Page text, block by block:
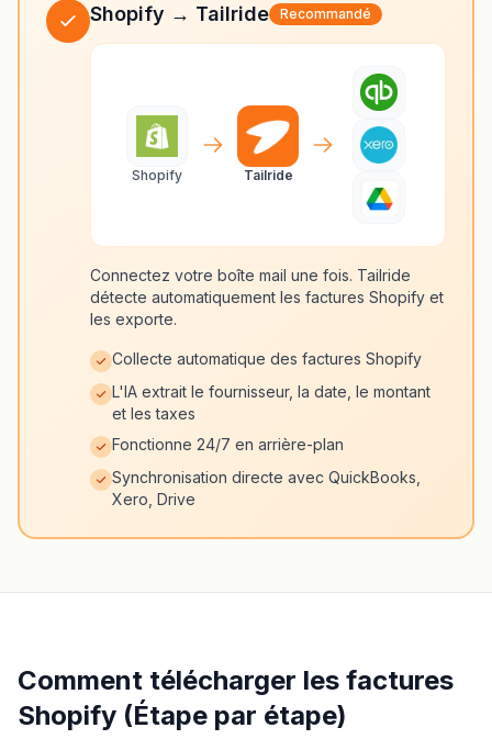
Shopify → Tailride Recommandé
Shopify Tailride
Connectez votre boîte mail une fois. Tailride
détecte automatiquement les factures Shopify et
les exporte.
Collecte automatique des factures Shopify
L'IA extrait le fournisseur, la date, le montant
et les taxes
Fonctionne 24/7 en arrière-plan
Synchronisation directe avec QuickBooks,
Xero, Drive
Comment télécharger les factures
Shopify (Étape par étape)